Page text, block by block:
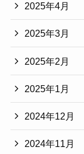
2025年4月
2025年3月
2025年2月
2025年1月
2024年12月
2024年11月